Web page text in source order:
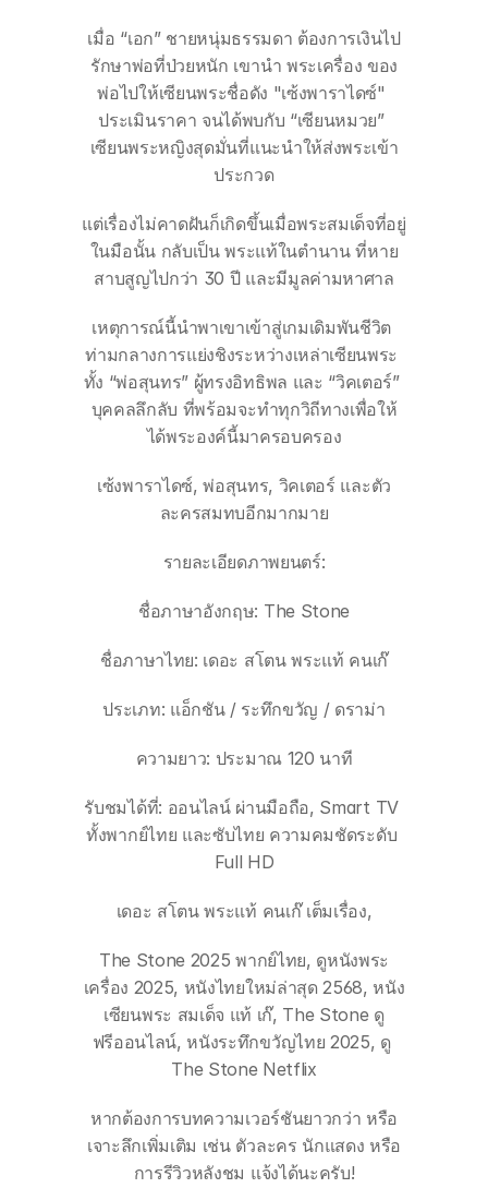
เมื่อ “เอก” ชายหนุ่มธรรมดา ต้องการเงินไป
รักษาพ่อที่ป่วยหนัก เขานำ พระเครื่อง ของ
พ่อไปให้เซียนพระชื่อดัง "เซ้งพาราไดซ์"
ประเมินราคา จนได้พบกับ “เซียนหมวย”
เซียนพระหญิงสุดมั่นที่แนะนำให้ส่งพระเข้า
ประกวด
แต่เรื่องไม่คาดฝันก็เกิดขึ้นเมื่อพระสมเด็จที่อยู่
ในมือนั้น กลับเป็น พระแท้ในตำนาน ที่หาย
สาบสูญไปกว่า 30 ปี และมีมูลค่ามหาศาล
เหตุการณ์นี้นำพาเขาเข้าสู่เกมเดิมพันชีวิต
ท่ามกลางการแย่งชิงระหว่างเหล่าเซียนพระ
ทั้ง “พ่อสุนทร” ผู้ทรงอิทธิพล และ “วิคเตอร์”
บุคคลลึกลับ ที่พร้อมจะทำทุกวิถีทางเพื่อให้
ได้พระองค์นี้มาครอบครอง
เซ้งพาราไดซ์, พ่อสุนทร, วิคเตอร์ และตัว
ละครสมทบอีกมากมาย
รายละเอียดภาพยนตร์:
ชื่อภาษาอังกฤษ: The Stone
ชื่อภาษาไทย: เดอะ สโตน พระแท้ คนเก๊
ประเภท: แอ็กชัน / ระทึกขวัญ / ดราม่า
ความยาว: ประมาณ 120 นาที
รับชมได้ที่: ออนไลน์ ผ่านมือถือ, Smart TV
ทั้งพากย์ไทย และซับไทย ความคมชัดระดับ
Full HD
เดอะ สโตน พระแท้ คนเก๊ เต็มเรื่อง,
The Stone 2025 พากย์ไทย, ดูหนังพระ
เครื่อง 2025, หนังไทยใหม่ล่าสุด 2568, หนัง
เซียนพระ สมเด็จ แท้ เก๊, The Stone ดู
ฟรีออนไลน์, หนังระทึกขวัญไทย 2025, ดู
The Stone Netflix
หากต้องการบทความเวอร์ชันยาวกว่า หรือ
เจาะลึกเพิ่มเติม เช่น ตัวละคร นักแสดง หรือ
การรีวิวหลังชม แจ้งได้นะครับ!